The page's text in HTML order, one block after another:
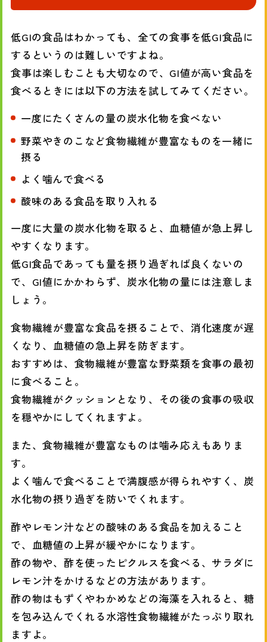
低GIの食品はわかっても、全ての食事を低GI食品に
するというのは難しいですよね。
食事は楽しむことも大切なので、GI値が高い食品を
食べるときには以下の方法を試してみてください。
一度にたくさんの量の炭水化物を食べない
野菜やきのこなど食物繊維が豊富なものを一緒に
摂る
よく噛んで食べる
酸味のある食品を取り入れる
一度に大量の炭水化物を取ると、血糖値が急上昇し
やすくなります。
低GI食品であっても量を摂り過ぎれば良くないの
で、GI値にかかわらず、炭水化物の量には注意しま
しょう。
食物繊維が豊富な食品を摂ることで、消化速度が遅
くなり、血糖値の急上昇を防ぎます。
おすすめは、食物繊維が豊富な野菜類を食事の最初
に食べること。
食物繊維がクッションとなり、その後の食事の吸収
を穏やかにしてくれますよ。
また、食物繊維が豊富なものは噛み応えもありま
す。
よく噛んで食べることで満腹感が得られやすく、炭
水化物の摂り過ぎを防いでくれます。
酢やレモン汁などの酸味のある食品を加えること
で、血糖値の上昇が緩やかになります。
酢の物や、酢を使ったピクルスを食べる、サラダに
レモン汁をかけるなどの方法があります。
酢の物はもずくやわかめなどの海藻を入れると、糖
を包み込んでくれる水溶性食物繊維がたっぷり取れ
ますよ。